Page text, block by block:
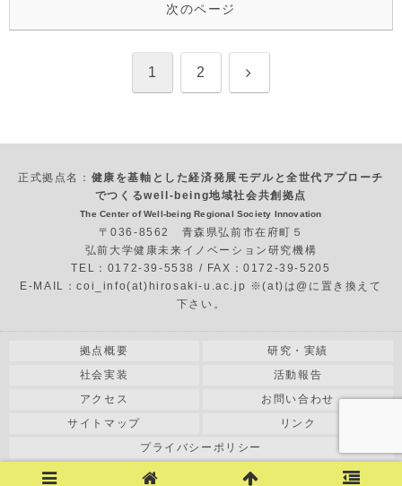
次のページ
1 2 次
正式拠点名： 健康を基軸とした経済発展モデルと全世代アプローチ
でつくるwell-being地域社会共創拠点
The Center of Well-being Regional Society Innovation
〒036-8562 青森県弘前市在府町５
弘前大学健康未来イノベーション研究機構
TEL：0172-39-5538 / FAX：0172-39-5205
E-MAIL：coi_info(at)hirosaki-u.ac.jp ※(at)は@に置き換えて
下さい。
拠点概要
研究・実績
社会実装
活動報告
アクセス
お問い合わせ
サイトマップ
リンク
プライバシーポリシー